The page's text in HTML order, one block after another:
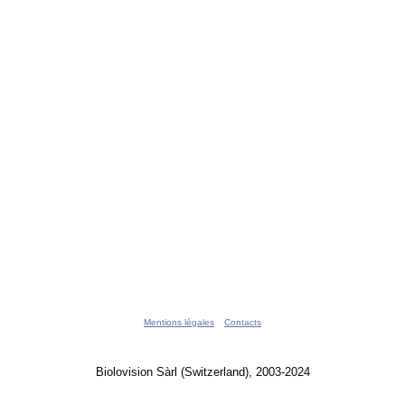
Mentions légales Contacts
Biolovision Sàrl (Switzerland), 2003-2024